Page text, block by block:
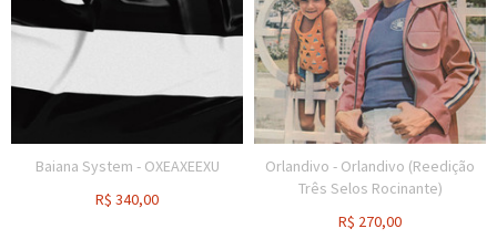
Baiana System - OXEAXEEXU
R$ 340,00
Orlandivo - Orlandivo (Reedição
Três Selos Rocinante)
R$ 270,00